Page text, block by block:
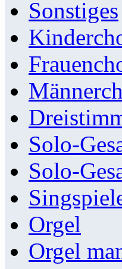
Sonstiges
Solo-
Solo-
Orgel
Orgel